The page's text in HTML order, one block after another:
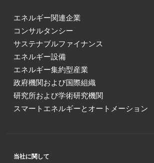
エネルギー関連企業
コンサルタンシー
サステナブルファイナンス
エネルギー設備
エネルギー集約型産業
政府機関および国際組織
研究所および学術研究機関
スマートエネルギーとオートメーション
当社に関して